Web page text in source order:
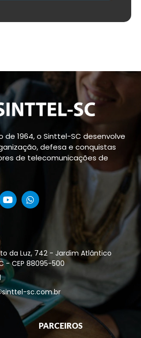
de 1964, o Sinttel-SC desenvolve
defesa e conquistas
de telecomunicações de
da Luz, 742 - Jardim Atlântico
- CEP 88095-500
sinttel-sc.com.br
PARCEIROS